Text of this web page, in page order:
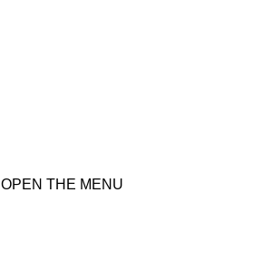
OPEN THE MENU